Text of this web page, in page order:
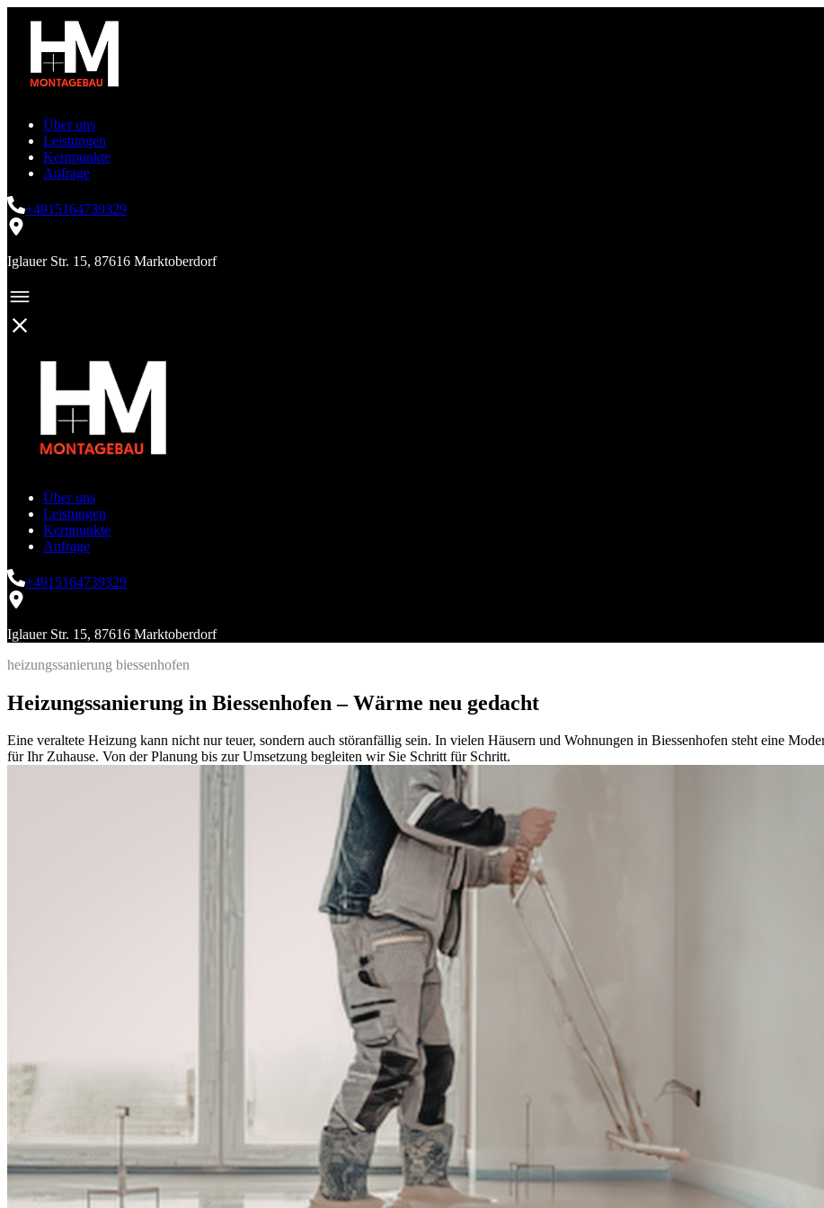
Über uns
Leistungen
Kernpunkte
Anfrage
+4915164739329
Iglauer Str. 15, 87616 Marktoberdorf
Über uns
Leistungen
Kernpunkte
Anfrage
+4915164739329
Iglauer Str. 15, 87616 Marktoberdorf
heizungssanierung biessenhofen
Heizungssanierung in Biessenhofen – Wärme neu gedacht
Eine veraltete Heizung kann nicht nur teuer, sondern auch störanfällig sein. In vielen Häusern und Wohnungen in Biessenhofen steht eine
für Ihr Zuhause. Von der Planung bis zur Umsetzung begleiten wir Sie Schritt für Schritt.